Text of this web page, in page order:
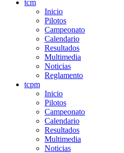
tcm
Inicio
Pilotos
Campeonato
Calendario
Resultados
Multimedia
Noticias
Reglamento
tcpm
Inicio
Pilotos
Campeonato
Calendario
Resultados
Multimedia
Noticias